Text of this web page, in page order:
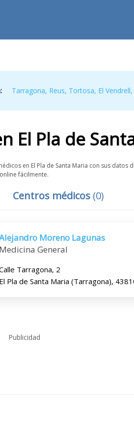
Tarragona, Reus, Tortosa, El Vendrell
El Pla de
en El Pla de Santa Maria con sus
fácilmente.
Centros médicos (0)
Moreno Lagunas
Medicina General
Tarragona, 2
El Pla de Santa Maria (Tarragona),
Publicidad